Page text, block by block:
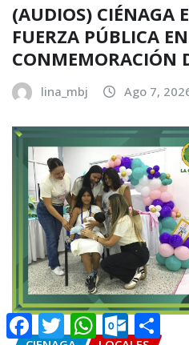
(AUDIOS) CIÉNAGA
FUERZA PÚBLICA
CONMEMORACIÓN
lina_mbj Ago 7,
Facebook
TwitterWhatsApp